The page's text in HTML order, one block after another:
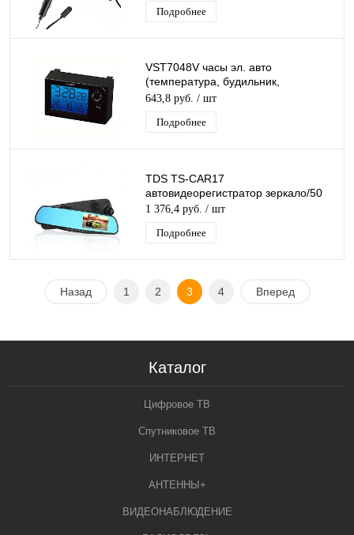
Подробнее
VST7048V часы эл. авто
(температура, будильник,
вольтметр)/100 ваз 2110,2111,2112
старая панель
643,8 руб. / шт
Подробнее
TDS TS-CAR17
автовидеорегистратор зеркало/50
1 376,4 руб. / шт
Подробнее
Назад 1 2 3 4 Вперед
Каталог
Цифровое ТВ
Спутниковое ТВ
ИНТЕРНЕТ
АНТЕННЫ+
ВИДЕОНАБЛЮДЕНИЕ